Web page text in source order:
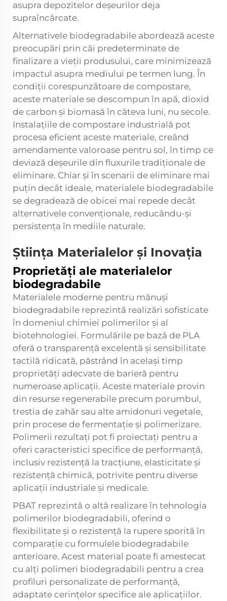
asupra depozitelor deșeurilor deja
supraîncărcate.
Alternativele biodegradabile abordează aceste
preocupări prin căi predeterminate de
finalizare a vieții produsului, care minimizează
impactul asupra mediului pe termen lung. În
condiții corespunzătoare de compostare,
aceste materiale se descompun în apă, dioxid
de carbon și biomasă în câteva luni, nu secole.
Instalațiile de compostare industrială pot
procesa eficient aceste materiale, creând
amendamente valoroase pentru sol, în timp ce
deviază deșeurile din fluxurile tradiționale de
eliminare. Chiar și în scenarii de eliminare mai
puțin decât ideale, materialele biodegradabile
se degradează de obicei mai repede decât
alternativele convenționale, reducându-și
persistența în mediile naturale.
Știința Materialelor și Inovația
Proprietăți ale materialelor
biodegradabile
Materialele moderne pentru mănuși
biodegradabile reprezintă realizări sofisticate
în domeniul chimiei polimerilor și al
biotehnologiei. Formulările pe bază de PLA
oferă o transparență excelentă și sensibilitate
tactilă ridicată, păstrând în același timp
proprietăți adecvate de barieră pentru
numeroase aplicații. Aceste materiale provin
din resurse regenerabile precum porumbul,
trestia de zahăr sau alte amidonuri vegetale,
prin procese de fermentație și polimerizare.
Polimerii rezultați pot fi proiectați pentru a
oferi caracteristici specifice de performanță,
inclusiv rezistență la tracțiune, elasticitate și
rezistență chimică, potrivite pentru diverse
aplicații industriale și medicale.
PBAT reprezintă o altă realizare în tehnologia
polimerilor biodegradabili, oferind o
flexibilitate și o rezistență la rupere sporită în
comparație cu formulele biodegradabile
anterioare. Acest material poate fi amestecat
cu alți polimeri biodegradabili pentru a crea
profiluri personalizate de performanță,
adaptate cerințelor specifice ale aplicațiilor.